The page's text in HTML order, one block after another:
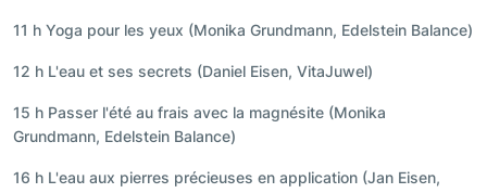
11 h Yoga pour les yeux (Monika Grundmann, Edelstein Balance)
12 h L'eau et ses secrets (Daniel Eisen, VitaJuwel)
15 h Passer l'été au frais avec la magnésite (Monika
Grundmann, Edelstein Balance)
16 h L'eau aux pierres précieuses en application (Jan Eisen,